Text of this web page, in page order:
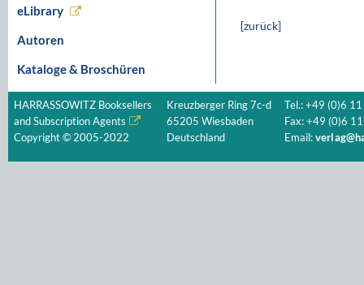
eLibrary
Autoren
Kataloge & Broschüren
[zurück]
HARRASSOWITZ Booksellers
and Subscription Agents
Copyright © 2005-2022
Kreuzberger Ring 7c-d
65205 Wiesbaden
Deutschland
Tel.: +49 (0)6
Fax: +49 (0)6
Email: